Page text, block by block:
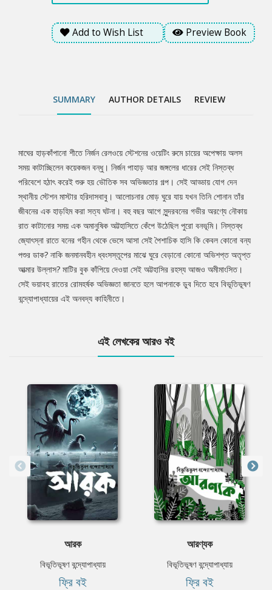
অট্টহাসিতে কেঁপে উঠেছিল পুরো বনভূমি। নিস্তব্ধ জ্যোৎস্না রাতে বনের গহীন
থেকে ভেসে আসা সেই পৈশাচিক হাসি কি কেবল কোনো বন্য পশুর ডাক? নাকি
জনমানবহীন ধ্বংসস্তূপের মাঝে ঘুরে বেড়ানো কোনো অভিশপ্ত অতৃপ্ত আত্মার
Add to Wish List Preview Book
SUMMARY AUTHOR DETAILS REVIEW
Tab
Article
মাঘের হাড়কাঁপানো শীতে নির্জন রেলওয়ে স্টেশনের ওয়েটিং রুমে চায়ের অপেক্ষায় অলস
সময় কাটাচ্ছিলেন কয়েকজন বন্ধু। নির্জন পাহাড় আর জঙ্গলের ধারের সেই নিস্তব্ধ
পরিবেশে হঠাৎ করেই শুরু হয় ভৌতিক সব অভিজ্ঞতার গল্প। সেই আড্ডায় যোগ দেন
স্থানীয় স্টেশন মাস্টার হরিদাসবাবু। আলোচনার মোড় ঘুরে যায় যখন তিনি শোনান তাঁর
জীবনের এক হাড়হিম করা সত্য ঘটনা। বহু বছর আগে সুন্দরবনের গভীর অরণ্যে নৌকায়
রাত কাটানোর সময় এক অমানুষিক অট্টহাসিতে কেঁপে উঠেছিল পুরো বনভূমি। নিস্তব্ধ
জ্যোৎস্না রাতে বনের গহীন থেকে ভেসে আসা সেই পৈশাচিক হাসি কি কেবল কোনো বন্য
পশুর ডাক? নাকি জনমানবহীন ধ্বংসস্তূপের মাঝে ঘুরে বেড়ানো কোনো অভিশপ্ত অতৃপ্ত
আত্মার উল্লাস? মাটির বুক কাঁপিয়ে দেওয়া সেই অট্টহাসির রহস্য আজও অমীমাংসিত।
সেই ভয়াবহ রাতের রোমহর্ষক অভিজ্ঞতা জানতে হলে আপনাকে ডুব দিতে হবে বিভূতিভূষণ
বন্দ্যোপাধ্যায়ের এই অনবদ্য কাহিনীতে।
এই লেখকের আরও বই
আরক
বিভূতিভূষণ বন্দ্যোপাধ্যায়
ফ্রি বই
আরণ্যক
বিভূতিভূষণ বন্দ্যোপাধ্যায়
ফ্রি বই